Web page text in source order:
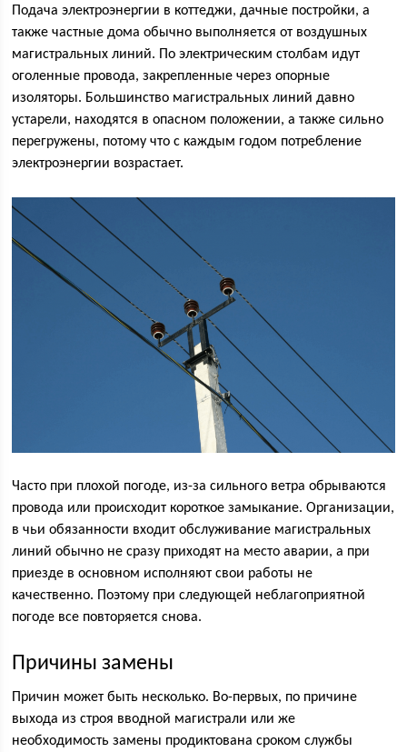
Подача электроэнергии в коттеджи, дачные постройки, а
также частные дома обычно выполняется от воздушных
магистральных линий. По электрическим столбам идут
оголенные провода, закрепленные через опорные
изоляторы. Большинство магистральных линий давно
устарели, находятся в опасном положении, а также сильно
перегружены, потому что с каждым годом потребление
электроэнергии возрастает.
Часто при плохой погоде, из-за сильного ветра обрываются
провода или происходит короткое замыкание. Организации,
в чьи обязанности входит обслуживание магистральных
линий обычно не сразу приходят на место аварии, а при
приезде в основном исполняют свои работы не
качественно. Поэтому при следующей неблагоприятной
погоде все повторяется снова.
Причины замены
Причин может быть несколько. Во-первых, по причине
выхода из строя вводной магистрали или же
необходимость замены продиктована сроком службы